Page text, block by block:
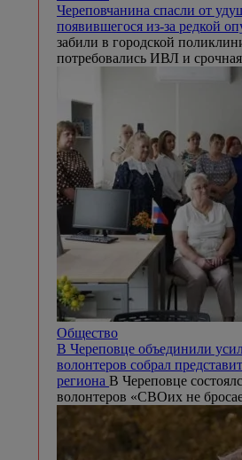
Череповчанина спасли от
появившегося из-за редкой
забили в городской
потребовались ИВЛ и
Общество
В Череповце объединили
волонтеров собрал
региона В Череповце
волонтеров «СВОих не